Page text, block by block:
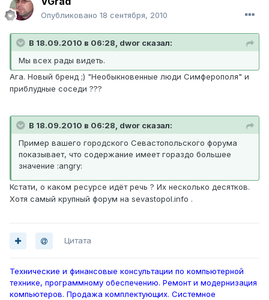
Опубликовано 18 сентября, 2010
В 18.09.2010 в 06:28, dwor сказал:
Мы всех рады видеть.
Ага. Новый бренд ;) "Необыкновенные люди Симферополя" и
приблудные соседи ???
В 18.09.2010 в 06:28, dwor сказал:
Пример вашего городского Севастопольского форума
показывает, что содержание имеет гораздо большее
значение :angry:
Кстати, о каком ресурсе идёт речь ? Их несколько десятков.
Хотя самый крупный форум на sevastopol.info .
Цитата
Технические и финансовые консультации по компьютерной
технике, программному обеспечению. Ремонт и модернизация
компьютеров. Продажа комплектующих. Системное